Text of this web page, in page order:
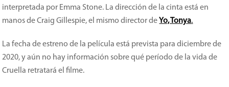
interpretada por Emma Stone. La dirección de la cinta está en
manos de Craig Gillespie, el mismo director de Yo, Tonya.
La fecha de estreno de la película está prevista para diciembre de
2020, y aún no hay información sobre qué período de la vida de
Cruella retratará el filme.